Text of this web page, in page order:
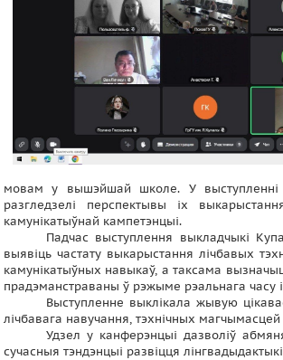
мовам у вышэйшай школе. У выступленні
разгледзелі перспектывы іх
камунікатыўнай кампетэнцыі.
Падчас выступлення выкладчыкі
выявіць частату выкарыстання лічбавых
камунікатыўных навыкаў, а таксама
прадэманстраваны ў рэжыме рэальнага часу
Выступленне выклікала жывую
лічбавага навучання, тэхнічных
Удзел у канферэнцыі дазволіў
сучасныя тэндэнцыі развіцця